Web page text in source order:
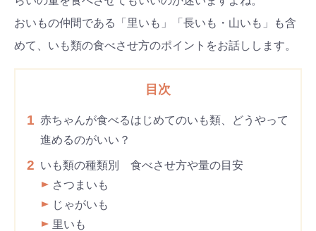
おいもの仲間である「里いも」「長いも・山いも」も含
めて、いも類の食べさせ方のポイントをお話しします。
目次
1 赤ちゃんが食べるはじめてのいも類、どうやって
進めるのがいい？
2 いも類の種類別 食べさせ方や量の目安
さつまいも
じゃがいも
里いも